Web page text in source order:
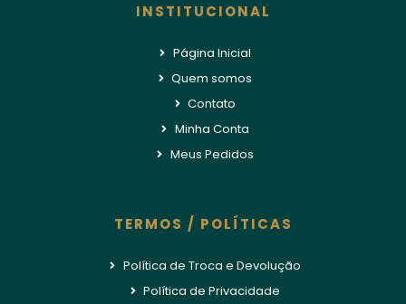
INSTITUCIONAL
Página Inicial
Quem somos
Contato
Minha Conta
Meus Pedidos
TERMOS / POLÍTICAS
Política de Troca e Devolução
Política de Privacidade